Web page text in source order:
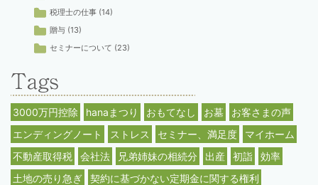
税理士の仕事 (14)
贈与 (13)
セミナーについて (23)
3000万円控除 hanaまつり おもてなし お墓
お客さまの声
エンディングノート
ストレス セミナー、満足度
マイホーム
不動産取得税
会社法 兄弟姉妹の相続分 出産 初詣
効率
土地の売り急ぎ
契約に基づかない定期金に関する権利